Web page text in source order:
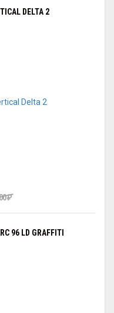
DELTA 2
₽
96 LD GRAFFITI